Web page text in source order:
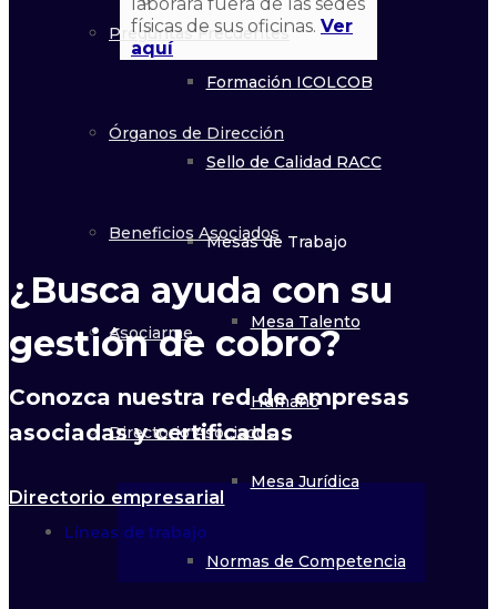
Formación ICOLCOB
Sello de Calidad RACC
Mesas de Trabajo
Mesa Talento
Humano
Mesa Jurídica
Normas de Competencia
Preguntas Frecuentes
Órganos de Dirección
Beneficios Asociados
Asociarme
Directorio Asociados
Líneas de trabajo
físicas de sus oficinas. Ver
aquí
¿Busca ayuda con su
gestión de cobro?
Conozca nuestra red de empresas
asociadas y certificadas
Directorio empresarial